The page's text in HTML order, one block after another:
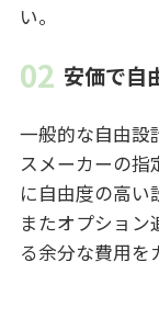
い。
安価で自
一般的な自由設
スメーカーの指
に自由度の高い
またオプション
る余分な費用を